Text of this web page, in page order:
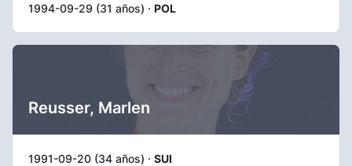
1994-09-29 (31 años) · POL
Reusser, Marlen
1991-09-20 (34 años) · SUI